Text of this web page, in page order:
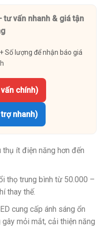
tư vấn nhanh & giá tận
Số lượng để nhận báo giá
chính)
nhanh)
ít điện năng hơn đến
thọ trung bình từ 50.000 –
thay thế.
cung cấp ánh sáng ổn
gây mỏi mắt, cải thiện năng